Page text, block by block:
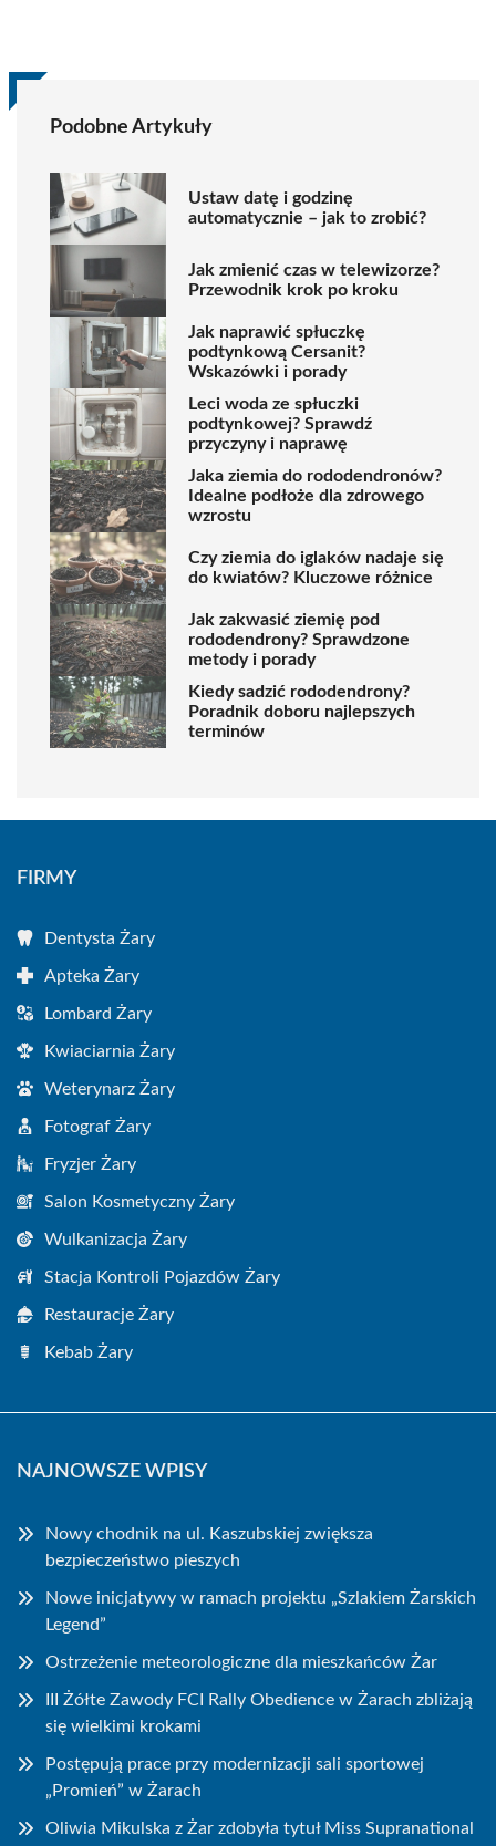
Podobne Artykuły
Ustaw datę i godzinę
automatycznie – jak to zrobić?
Jak zmienić czas w telewizorze?
Przewodnik krok po kroku
Jak naprawić spłuczkę
podtynkową Cersanit?
Wskazówki i porady
Leci woda ze spłuczki
podtynkowej? Sprawdź
przyczyny i naprawę
Jaka ziemia do rododendronów?
Idealne podłoże dla zdrowego
wzrostu
Czy ziemia do iglaków nadaje się
do kwiatów? Kluczowe różnice
Jak zakwasić ziemię pod
rododendrony? Sprawdzone
metody i porady
Kiedy sadzić rododendrony?
Poradnik doboru najlepszych
terminów
FIRMY
Dentysta Żary
Apteka Żary
Lombard Żary
Kwiaciarnia Żary
Weterynarz Żary
Fotograf Żary
Fryzjer Żary
Salon Kosmetyczny Żary
Wulkanizacja Żary
Stacja Kontroli Pojazdów Żary
Restauracje Żary
Kebab Żary
NAJNOWSZE WPISY
Nowy chodnik na ul. Kaszubskiej zwiększa
bezpieczeństwo pieszych
Nowe inicjatywy w ramach projektu „Szlakiem Żarskich
Legend”
Ostrzeżenie meteorologiczne dla mieszkańców Żar
III Żółte Zawody FCI Rally Obedience w Żarach zbliżają
się wielkimi krokami
Postępują prace przy modernizacji sali sportowej
„Promień” w Żarach
Oliwia Mikulska z Żar zdobyła tytuł Miss Supranational